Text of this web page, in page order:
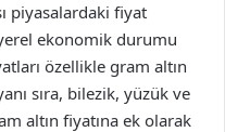
piyasalardaki fiyat
ekonomik durumu
özellikle gram altın
sıra, bilezik, yüzük ve
altın fiyatına ek olarak